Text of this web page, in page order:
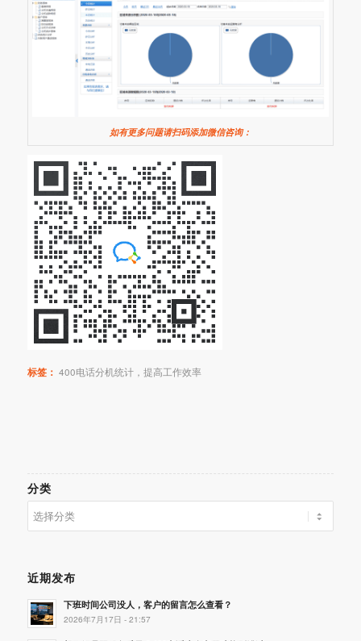
如有更多问题请扫码添加微信咨询：
标签： 400电话分机统计，提高工作效率
分类
类
近期发布
下班时间公司没人，客户的留言怎么查看？
2026年7月17日 - 21:57